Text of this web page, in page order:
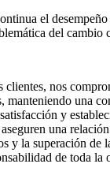
el
del cambio
clientes, nos
manteniendo una
y
una
y la superación de
de toda la